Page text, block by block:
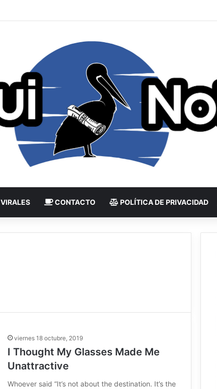
VIRALES CONTACTO POLÍTICA DE PRIVACIDAD
viernes 18 octubre, 2019
I Thought My Glasses Made Me
Unattractive
Whoever said “It’s not about the destination. It’s the